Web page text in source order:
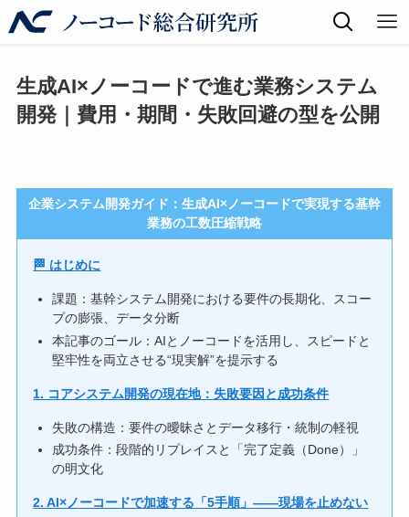
生成AI×ノーコードで進む業務システム
開発｜費用・期間・失敗回避の型を公開
企業システム開発ガイド：生成AI×ノーコードで実現する基幹
業務の工数圧縮戦略
🏁 はじめに
課題：基幹システム開発における要件の長期化、スコー
プの膨張、データ分断
本記事のゴール：AIとノーコードを活用し、スピードと
堅牢性を両立させる“現実解”を提示する
1. コアシステム開発の現在地：失敗要因と成功条件
失敗の構造：要件の曖昧さとデータ移行・統制の軽視
成功条件：段階的リプレイスと「完了定義（Done）」
の明文化
2. AI×ノーコードで加速する「5手順」――現場を止めない